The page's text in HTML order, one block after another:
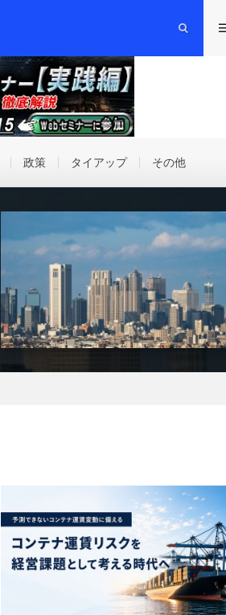
政策 タイアップ その他